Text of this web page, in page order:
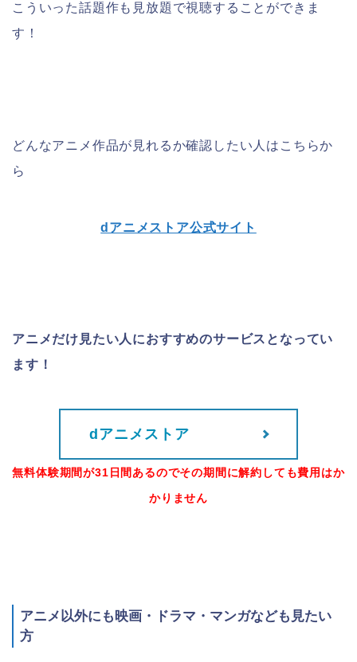
こういった話題作も見放題で視聴することができま
す！
どんなアニメ作品が見れるか確認したい人はこちらか
ら
dアニメストア公式サイト
アニメだけ見たい人におすすめのサービスとなってい
ます！
dアニメストア
無料体験期間が31日間あるのでその期間に解約しても費用はか
かりません
アニメ以外にも映画・ドラマ・マンガなども見たい
方